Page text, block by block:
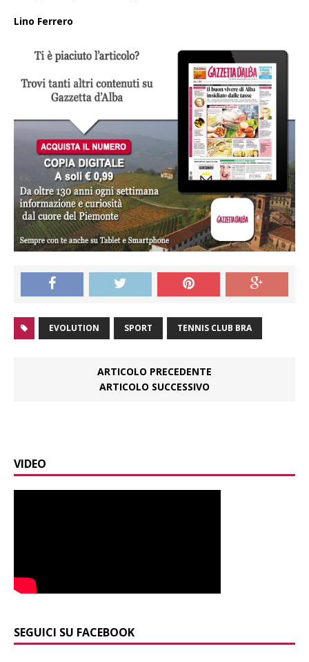
Lino Ferrero
EVOLUTION SPORT TENNIS CLUB BRA
ARTICOLO PRECEDENTE
ARTICOLO SUCCESSIVO
VIDEO
SEGUICI SU FACEBOOK